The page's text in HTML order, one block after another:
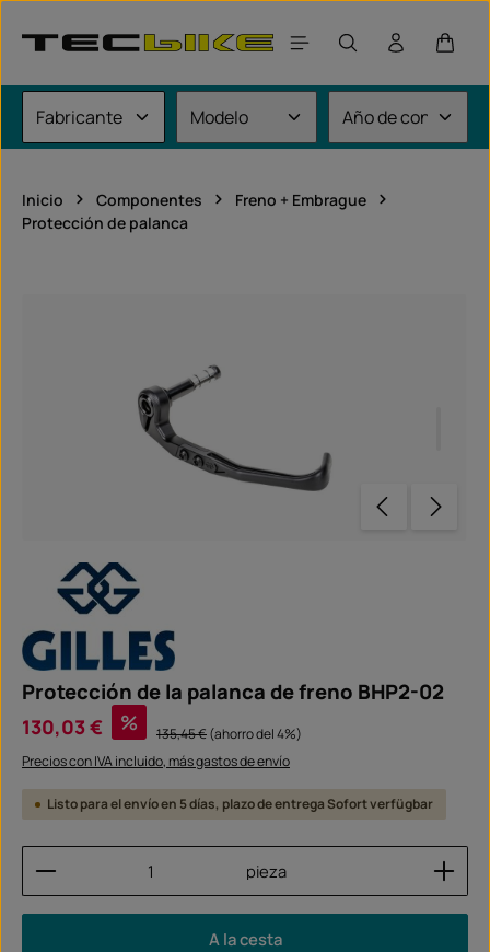
El
Inicio Componentes
Freno + Embrague
Protección de palanca
Protección de la palanca de freno BHP2-02
Precio de venta:
130,03 € % Precio normal:
135,45 €(ahorro del 4%)
Precios con IVA incluido, más gastos de envío
Listo para el envío en 5 días, plazo de entrega Sofort verfügbar
Cantidad del producto: introduce la cantidad
pieza
A la cesta